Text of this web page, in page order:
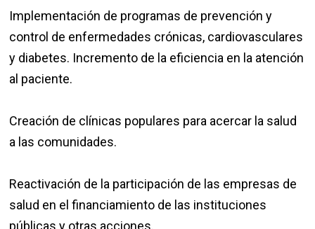
Implementación de programas de prevención y
control de enfermedades crónicas, cardiovasculares
y diabetes. Incremento de la eficiencia en la atención
al paciente.
Creación de clínicas populares para acercar la salud
a las comunidades.
Reactivación de la participación de las empresas de
salud en el financiamiento de las instituciones
públicas y otras acciones.